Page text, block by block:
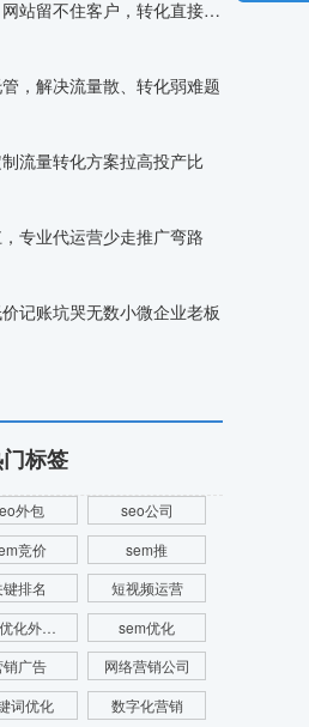
竞价投流砸钱不断，网站留不住客户，转化直接归零
，解决流量散、转化弱难题
流量转化方案拉高投产比
专业代运营少走推广弯路
记账坑哭无数小微企业老板
标签
外包
seo公司
竞价
sem推
键排名
短视频运营
seo优化外包公司
sem优化
销广告
网络营销公司
词优化
数字化营销